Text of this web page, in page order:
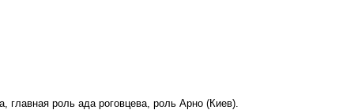
роль ада роговцева, роль Арно (Киев).